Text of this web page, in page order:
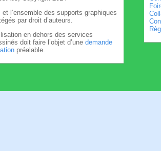
et l’ensemble des supports graphiques
par droit d’auteurs.
en dehors des services
doit faire l’objet d’une demande
préalable.